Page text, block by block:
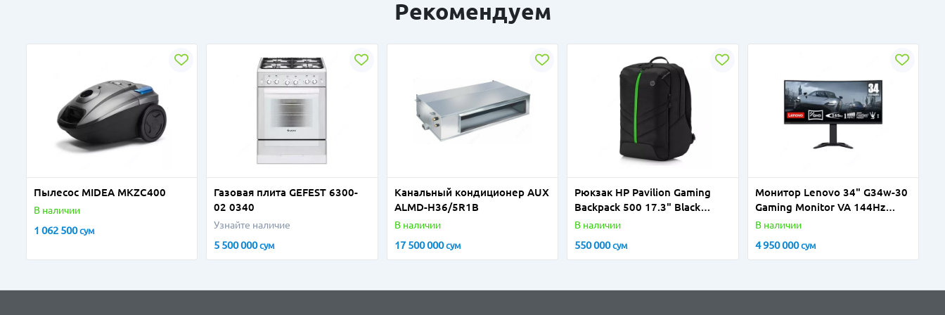
Рекомендуем
Пылесос MIDEA MKZC400
В наличии
1 062 500сум
Газовая плита GEFEST 6300-
02 0340
Узнайте наличие
5 500 000сум
Канальный кондиционер AUX
ALMD-H36/5R1B
В наличии
17 500 000сум
Рюкзак HP Pavilion Gaming
Backpack 500 17.3" Black
6EU58AA
В наличии
550 000сум
Монитор Lenovo 34" G34w-30
Gaming Monitor VA 144Hz
0,5mc WQHD (3440x1440)
66F1GAC1EU
В наличии
4 950 000сум